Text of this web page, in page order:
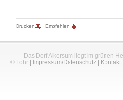
Drucken Empfehlen
Das Dorf Alkersum liegt im grünen
© Föhr| Impressum/Datenschutz| Kontakt